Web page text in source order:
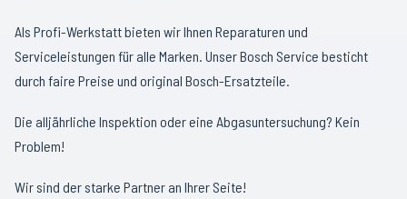
Als Profi-Werkstatt bieten wir Ihnen Reparaturen und
Serviceleistungen für alle Marken. Unser Bosch Service besticht
durch faire Preise und original Bosch-Ersatzteile.
Die alljährliche Inspektion oder eine Abgasuntersuchung? Kein
Problem!
Wir sind der starke Partner an Ihrer Seite!